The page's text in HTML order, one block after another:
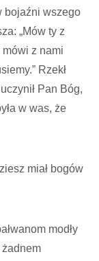
bojaźni wszego
„Mów ty z
mówi z nami
Rzekł
Pan Bóg,
w was, że
miał bogów
modły